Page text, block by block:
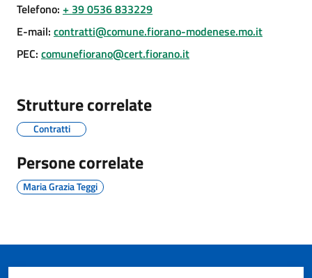
A
l
r
t
a
m
e
t
F
Telefono: + 39 0536 833229
E-mail: contratti@comune.fiorano-modenese.mo.it
PEC: comunefiorano@cert.fiorano.it
Strutture correlate
Contratti
Persone correlate
Maria Grazia Teggi